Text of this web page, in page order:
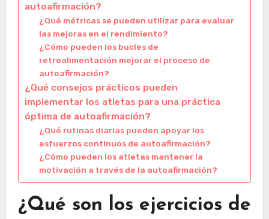
autoafirmación?
¿Qué métricas se pueden utilizar para evaluar
las mejoras en el rendimiento?
¿Cómo pueden los bucles de
retroalimentación mejorar el proceso de
autoafirmación?
¿Qué consejos prácticos pueden
implementar los atletas para una práctica
óptima de autoafirmación?
¿Qué rutinas diarias pueden apoyar los
esfuerzos continuos de autoafirmación?
¿Cómo pueden los atletas mantener la
motivación a través de la autoafirmación?
¿Qué son los ejercicios de